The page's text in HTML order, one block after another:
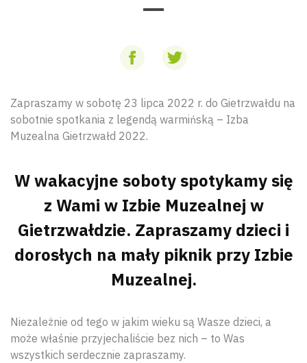
Zapraszamy w sobotę 23 lipca 2022 r. do Gietrzwałdu na
sobotnie spotkania z legendą warmińską – Izba
Muzealna Gietrzwałd 2022.
W wakacyjne soboty spotykamy się
z Wami w Izbie Muzealnej w
Gietrzwałdzie. Zapraszamy dzieci i
dorosłych na mały piknik przy Izbie
Muzealnej.
Niezależnie od tego w jakim wieku są Wasze dzieci, a
może właśnie przyjechaliście bez nich – to Was
wszystkich serdecznie zapraszamy.